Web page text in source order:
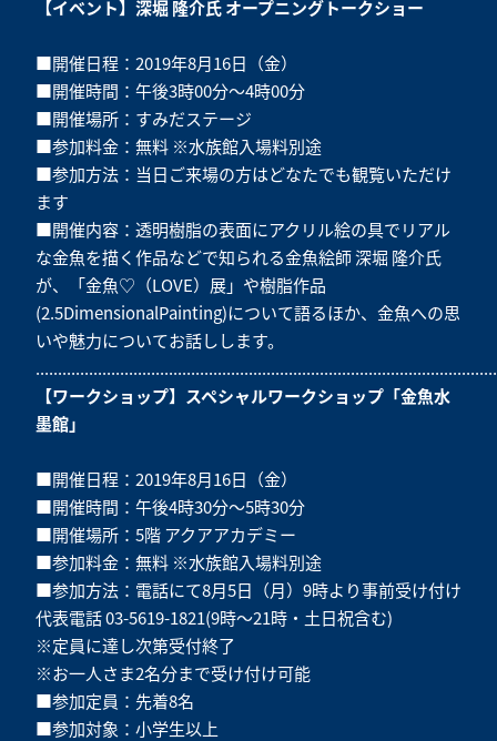
【イベント】深堀 隆介氏 オープニングトークショー
■開催日程：2019年8月16日（金）
■開催時間：午後3時00分～4時00分
■開催場所：すみだステージ
■参加料金：無料 ※水族館入場料別途
■参加方法：当日ご来場の方はどなたでも観覧いただけ
ます
■開催内容：透明樹脂の表面にアクリル絵の具でリアル
な金魚を描く作品などで知られる金魚絵師 深堀 隆介氏
が、「金魚♡（LOVE）展」や樹脂作品
(2.5DimensionalPainting)について語るほか、金魚への思
いや魅力についてお話しします。
【ワークショップ】スペシャルワークショップ「金魚水
墨館」
■開催日程：2019年8月16日（金）
■開催時間：午後4時30分～5時30分
■開催場所：5階 アクアアカデミー
■参加料金：無料 ※水族館入場料別途
■参加方法：電話にて8月5日（月）9時より事前受け付け
代表電話 03-5619-1821(9時～21時・土日祝含む)‌
※定員に達し次第受付終了‌
※お一人さま2名分まで受け付け可能
■参加定員：先着8名
■参加対象：小学生以上